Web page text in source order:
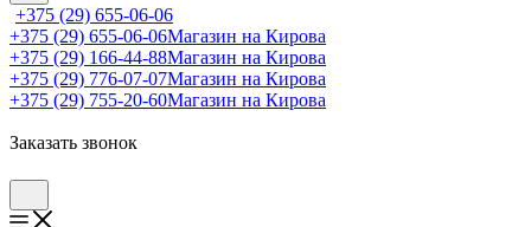
+375 (29) 655-06-06
+375 (29) 655-06-06Магазин на Кирова
+375 (29) 166-44-88Магазин на Кирова
+375 (29) 776-07-07Магазин на Кирова
+375 (29) 755-20-60Магазин на Кирова
Заказать звонок